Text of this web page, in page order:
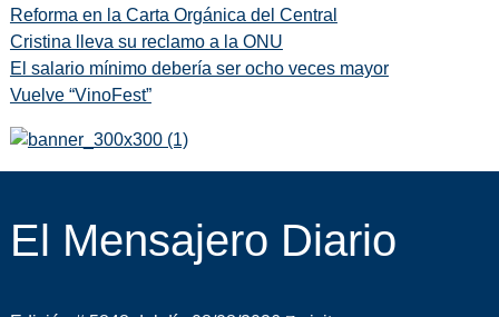
Reforma en la Carta Orgánica del Central
Cristina lleva su reclamo a la ONU
El salario mínimo debería ser ocho veces mayor
Vuelve “VinoFest”
El Mensajero Diario